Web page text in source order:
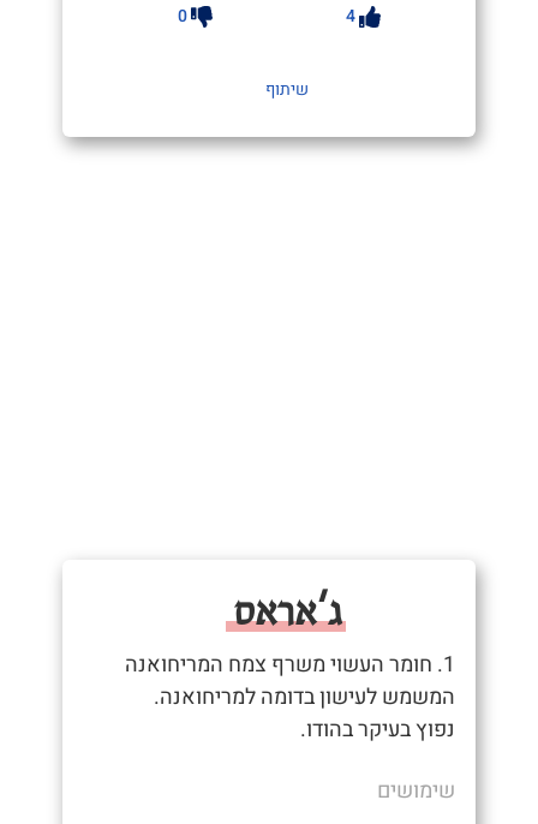
4
0
שיתוף
ג'אראס
1. חומר העשוי משרף צמח המריחואנה
המשמש לעישון בדומה למריחואנה.
נפוץ בעיקר בהודו.
שימושים